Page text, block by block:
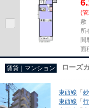
(
敷
所
間
面
賃貸｜マンション ローズ
東西線 「
東西線 「